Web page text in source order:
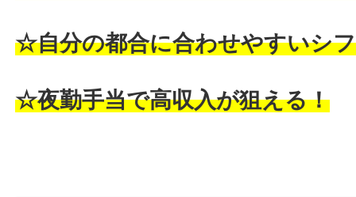
☆自分の都合に合わせやすいシ
☆夜勤手当で高収入が狙える！